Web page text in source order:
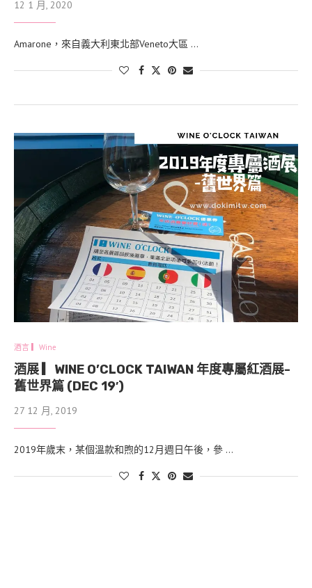
12 1 月, 2020
Amarone，來自義大利東北部Veneto大區 …
酒言 ▎Wine
酒展 ▎WINE O’CLOCK TAIWAN 年度專屬紅酒展-
舊世界篇 (DEC 19′)
27 12 月, 2019
2019年歲末，某個溫款和煦的12月週日午後，參 …